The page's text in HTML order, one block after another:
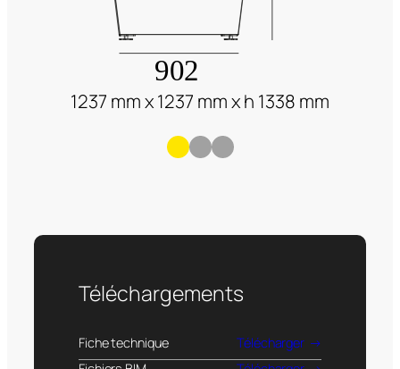
1237 mm x 1237 mm x h 1338 mm
Téléchargements
Fiche technique
Télécharger